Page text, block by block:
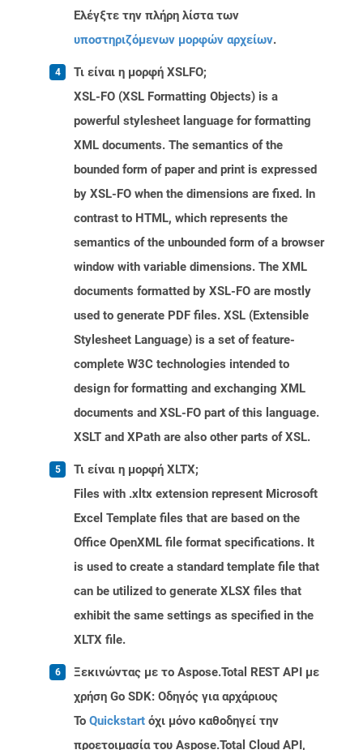
Ελέγξτε την πλήρη λίστα των
υποστηριζόμενων μορφών αρχείων.
Τι είναι η μορφή XSLFO;
XSL-FO (XSL Formatting Objects) is a
powerful stylesheet language for formatting
XML documents. The semantics of the
bounded form of paper and print is expressed
by XSL-FO when the dimensions are fixed. In
contrast to HTML, which represents the
semantics of the unbounded form of a browser
window with variable dimensions. The XML
documents formatted by XSL-FO are mostly
used to generate PDF files. XSL (Extensible
Stylesheet Language) is a set of feature-
complete W3C technologies intended to
design for formatting and exchanging XML
documents and XSL-FO part of this language.
XSLT and XPath are also other parts of XSL.
Τι είναι η μορφή XLTX;
Files with .xltx extension represent Microsoft
Excel Template files that are based on the
Office OpenXML file format specifications. It
is used to create a standard template file that
can be utilized to generate XLSX files that
exhibit the same settings as specified in the
XLTX file.
Ξεκινώντας με το Aspose.Total REST API με
χρήση Go SDK: Οδηγός για αρχάριους
Το Quickstart όχι μόνο καθοδηγεί την
προετοιμασία του Aspose.Total Cloud API,